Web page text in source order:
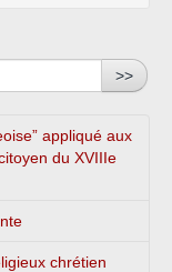
>>
appliqué aux
du XVIIIe
chrétien